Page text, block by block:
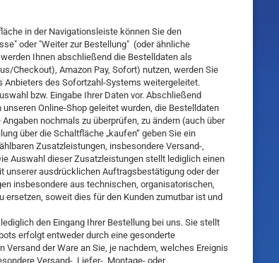
in der Navigationsleiste können Sie den
oder "Weiter zur Bestellung" (oder ähnliche
Ihnen abschließend die Bestelldaten als
Checkout), Amazon Pay, Sofort) nutzen, werden Sie
des Sofortzahl-Systems weitergeleitet.
bzw. Eingabe Ihrer Daten vor. Abschließend
Online-Shop geleitet wurden, die Bestelldaten
nochmals zu überprüfen, zu ändern (auch über
über die Schaltfläche „kaufen“ geben Sie ein
Zusatzleistungen, insbesondere Versand-,
Auswahl dieser Zusatzleistungen stellt lediglich einen
unserer ausdrücklichen Auftragsbestätigung oder der
insbesondere aus technischen, organisatorischen,
soweit dies für den Kunden zumutbar ist und
den Eingang Ihrer Bestellung bei uns. Sie stellt
erfolgt entweder durch eine gesonderte
der Ware an Sie, je nachdem, welches Ereignis
Versand-, Liefer-, Montage- oder